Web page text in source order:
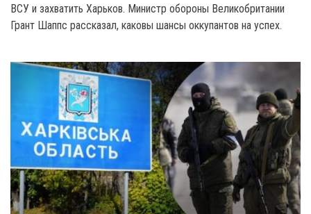
ВСУ и захватить Харьков. Министр обороны Великобритании
Грант Шаппс рассказал, каковы шансы оккупантов на успех.